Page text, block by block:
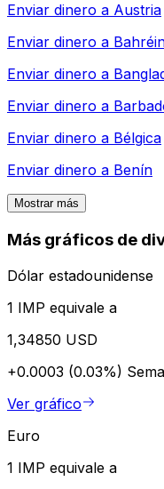
Enviar dinero a Austria
Enviar dinero a
Enviar dinero a
Enviar dinero a
Enviar dinero a Bélgica
Enviar dinero a Benín
Mostrar más
Más gráficos de
Dólar estadounidense
1 IMP equivale a
1,34850 USD
+0.0003 (0.03%)
Ver gráfico
Euro
1 IMP equivale a